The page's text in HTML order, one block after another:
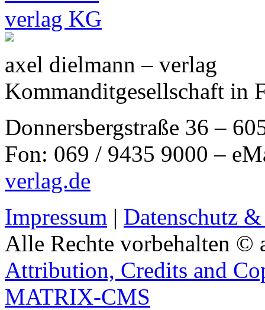
axel dielmann – verlag
Kommanditgesellschaft in
Donnersbergstraße 36 –
Fon: 069 / 9435 9000 –
verlag.de
Impressum | Datenschutz
Alle Rechte vorbehalten ©
Attribution, Credits and
MATRIX-CMS